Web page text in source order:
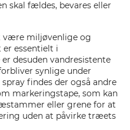
skal fældes, bevares eller
være miljøvenlige og
essentielt i
desuden vandresistente
synlige under
findes der også andre
markeringstape, som kan
eller grene for at
uden at påvirke træets